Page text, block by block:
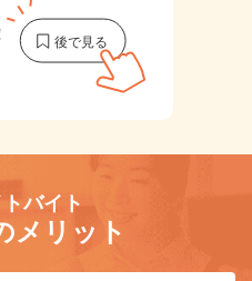
バイト
メリット